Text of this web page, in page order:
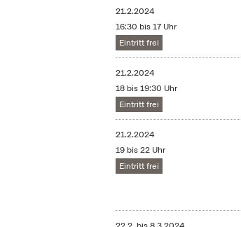
21.2.2024
16:30 bis 17 Uhr
Eintritt frei
21.2.2024
18 bis 19:30 Uhr
Eintritt frei
21.2.2024
19 bis 22 Uhr
Eintritt frei